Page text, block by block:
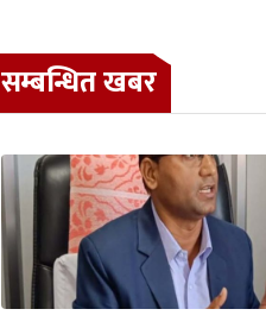
सम्बन्धित खबर